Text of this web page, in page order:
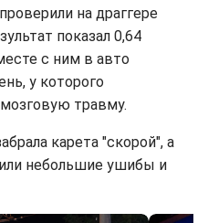
на драггере
показал 0,64
с ним в авто
у которого
травму.
карета "скорой", а
небольшие ушибы и